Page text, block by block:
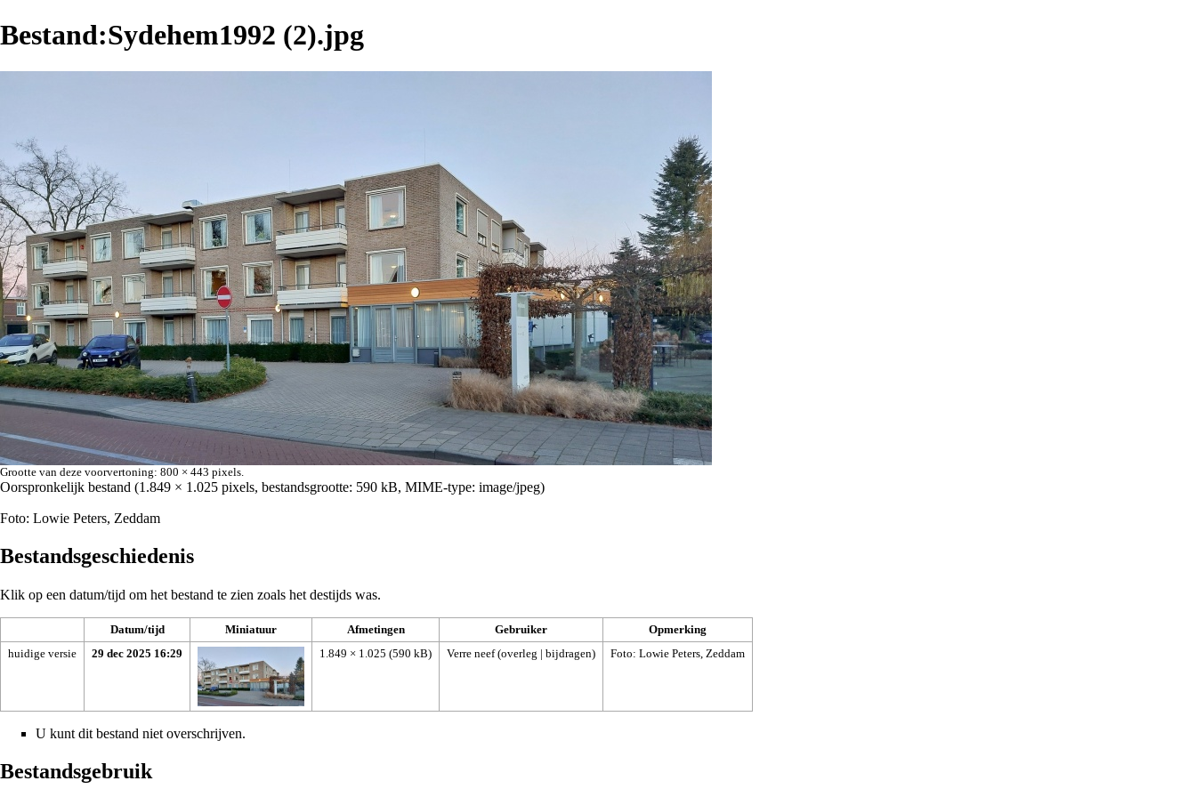
Bestand:Sydehem1992 (2).jpg
Grootte van deze voorvertoning: 800 × 443 pixels
Oorspronkelijk bestand (1.849 × 1.025 pixels, bestandsgrootte: 590 kB, MIME-type: image/jpeg)
Foto: Lowie Peters, Zeddam
Bestandsgeschiedenis
Klik op een datum/tijd om het bestand te zien zoals het destijds was.
Datum/tijd Miniatuur Afmetingen Gebruiker
Opmerking
huidige versie
29 dec 2025 16:29 1.849 × 1.025 (590 kB) Verre neef (overleg | bijdragen) Foto: Lowie Peters, Zeddam
U kunt dit bestand niet overschrijven.
Bestandsgebruik